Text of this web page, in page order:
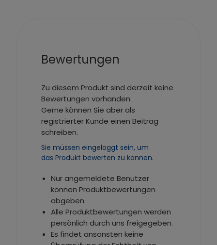
Bewertungen
Zu diesem Produkt sind derzeit keine
Bewertungen vorhanden.
Gerne können Sie aber als
registrierter Kunde einen Beitrag
schreiben.
Sie müssen eingeloggt sein, um
das Produkt bewerten zu können.
Nur angemeldete Benutzer
können Produktbewertungen
abgeben.
Alle Produktbewertungen werden
persönlich durch uns freigegeben.
Es findet ansonsten keine